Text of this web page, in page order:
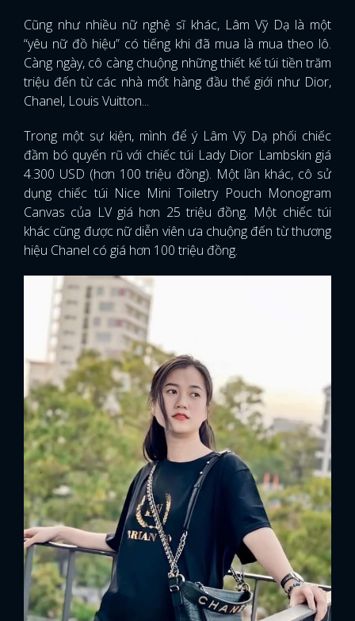
Cũng như nhiều nữ nghệ sĩ khác, Lâm Vỹ Dạ là một
“yêu nữ đồ hiệu” có tiếng khi đã mua là mua theo lô.
Càng ngày, cô càng chuộng những thiết kế túi tiền trăm
triệu đến từ các nhà mốt hàng đầu thế giới như Dior,
Chanel, Louis Vuitton...
Trong một sự kiện, mình để ý Lâm Vỹ Dạ phối chiếc
đầm bó quyến rũ với chiếc túi Lady Dior Lambskin giá
4.300 USD (hơn 100 triệu đồng). Một lần khác, cô sử
dụng chiếc túi Nice Mini Toiletry Pouch Monogram
Canvas của LV giá hơn 25 triệu đồng. Một chiếc túi
khác cũng được nữ diễn viên ưa chuộng đến từ thương
hiệu Chanel có giá hơn 100 triệu đồng.